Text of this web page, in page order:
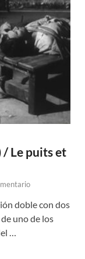
/ Le puits et
doble con dos
uno de los
…